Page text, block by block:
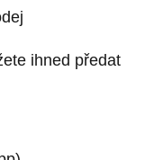
ihned předat